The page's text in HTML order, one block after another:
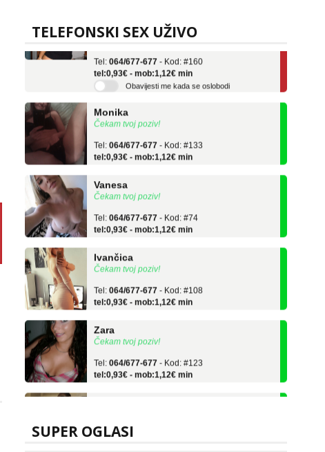
TELEFONSKI SEX UŽIVO
Učiteljica iz predgrađa traži...
tel:0,93€ - mob:1,12€ min
Obavijesti me kada se oslobodi
Čekam tvoj poziv!
Tel:064/677-677 - Kod: #133
tel:0,93€ - mob:1,12€ min
Čekam tvoj poziv!
Tel:064/677-677 - Kod: #74
tel:0,93€ - mob:1,12€ min
Čekam tvoj poziv!
Tel:064/677-677 - Kod: #108
tel:0,93€ - mob:1,12€ min
Čekam tvoj poziv!
Tel:064/677-677 - Kod: #123
tel:0,93€ - mob:1,12€ min
tel:0,93€ - mob:1,12€ min
SUPER OGLASI